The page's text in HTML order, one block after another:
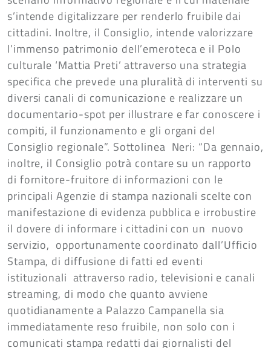
s’intende digitalizzare per renderlo fruibile dai
cittadini. Inoltre, il Consiglio, intende valorizzare
l’immenso patrimonio dell’emeroteca e il Polo
culturale ‘Mattia Preti’ attraverso una strategia
specifica che prevede una pluralità di interventi su
diversi canali di comunicazione e realizzare un
documentario-spot per illustrare e far conoscere i
compiti, il funzionamento e gli organi del
Consiglio regionale”. Sottolinea Neri: “Da gennaio,
inoltre, il Consiglio potrà contare su un rapporto
di fornitore-fruitore di informazioni con le
principali Agenzie di stampa nazionali scelte con
manifestazione di evidenza pubblica e irrobustire
il dovere di informare i cittadini con un nuovo
servizio, opportunamente coordinato dall’Ufficio
Stampa, di diffusione di fatti ed eventi
istituzionali attraverso radio, televisioni e canali
streaming, di modo che quanto avviene
quotidianamente a Palazzo Campanella sia
immediatamente reso fruibile, non solo con i
comunicati stampa redatti dai giornalisti del